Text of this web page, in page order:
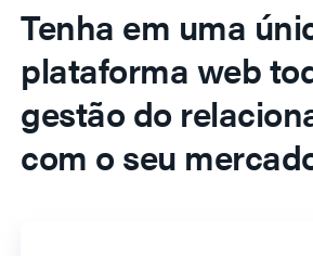
Tenha em uma
plataforma web
gestão do
com o seu